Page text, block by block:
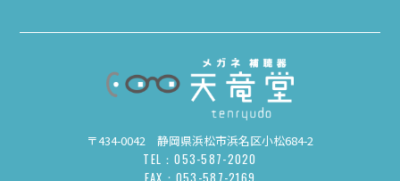
〒434-0042 静岡県浜松市浜名区小松684-2
TEL：053-587-2020